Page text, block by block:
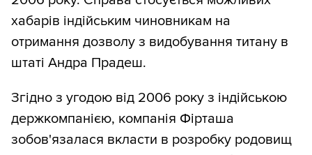
хабарів індійським чиновникам на
отримання дозволу з видобування титану в
штаті Андра Прадеш.
Згідно з угодою від 2006 року з індійською
держкомпанією, компанія Фірташа
зобов'язалася вкласти в розробку родовищ